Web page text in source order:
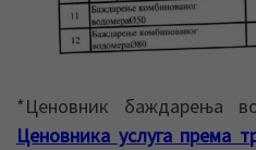
*Ценовник баждарења
Ценовника услуга према